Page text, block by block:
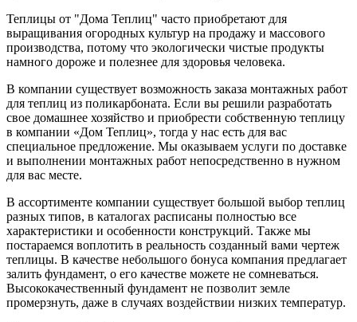
Теплицы от "Дома Теплиц" часто приобретают для
выращивания огородных культур на продажу и массового
производства, потому что экологически чистые продукты
намного дороже и полезнее для здоровья человека.
В компании существует возможность заказа монтажных работ
для теплиц из поликарбоната. Если вы решили разработать
свое домашнее хозяйство и приобрести собственную теплицу
в компании «Дом Теплиц», тогда у нас есть для вас
специальное предложение. Мы оказываем услуги по доставке
и выполнении монтажных работ непосредственно в нужном
для вас месте.
В ассортименте компании существует большой выбор теплиц
разных типов, в каталогах расписаны полностью все
характеристики и особенности конструкций. Также мы
постараемся воплотить в реальность созданный вами чертеж
теплицы. В качестве небольшого бонуса компания предлагает
залить фундамент, о его качестве можете не сомневаться.
Высококачественный фундамент не позволит земле
промерзнуть, даже в случаях воздействии низких температур.